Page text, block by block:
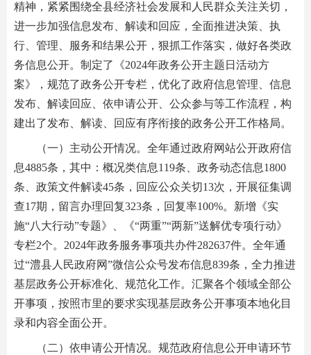
精神，紧紧围绕全县经济社会发展和人民群众关注关切，
进一步加强信息发布、解读和回应，全面推进决策、执
行、管理、服务和结果公开，狠抓工作落实，做好各类政
务信息公开。制定了《2024年政务公开主题日活动方
案》，规范了政务公开专栏，优化了政府信息管理、信息
发布、解读回应、依申请公开、公众参与等工作流程，构
建出了发布、解读、回应有序衔接的政务公开工作格局。
（一）主动公开情况。全年通过政府网站公开政府信
息4885条，其中：概况类信息119条、政务动态信息1800
条、政策文件解读45条，回应公众关切13次，开展征集调
查17期，留言办理回复323条，回复率100%。新增《实
施“八大行动”专题》、《“两重”“两新”送解优专项行动》
专栏2个。2024年政务服务事项共办件282637件。全年通
过“澧县人民政府网”微信公众号发布信息839条，全力推进
基层政务公开标准化、规范化工作。汇聚各个领域全部公
开事项，按照市里的要求实现基层政务公开事项本地化目
录和内容全面公开。
（二）依申请公开情况。规范政府信息公开申请环节